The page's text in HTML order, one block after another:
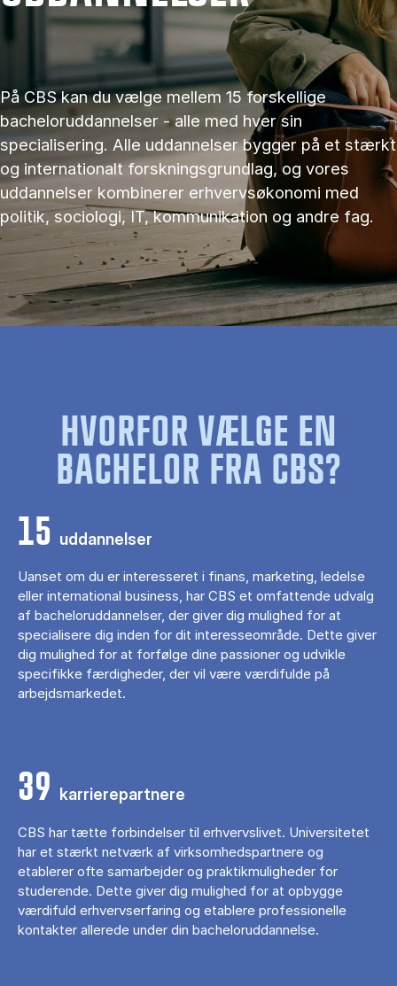
På CBS kan du vælge mellem 15 forskellige
bacheloruddannelser - alle med hver sin
specialisering. Alle uddannelser bygger på et stærkt
og internationalt forskningsgrundlag, og vores
uddannelser kombinerer erhvervsøkonomi med
politik, sociologi, IT, kommunikation og andre fag.
HVORFOR VÆLGE EN
BACHELOR FRA CBS?
15 uddannelser
Uanset om du er interesseret i finans, marketing, ledelse
eller international business, har CBS et omfattende udvalg
af bacheloruddannelser, der giver dig mulighed for at
specialisere dig inden for dit interesseområde. Dette giver
dig mulighed for at forfølge dine passioner og udvikle
specifikke færdigheder, der vil være værdifulde på
arbejdsmarkedet.
39 karrierepartnere
CBS har tætte forbindelser til erhvervslivet. Universitetet
har et stærkt netværk af virksomhedspartnere og
etablerer ofte samarbejder og praktikmuligheder for
studerende. Dette giver dig mulighed for at opbygge
værdifuld erhvervserfaring og etablere professionelle
kontakter allerede under din bacheloruddannelse.